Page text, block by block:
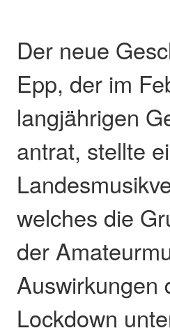
Der neue
Epp, der im
langjährigen
antrat, stellte
welches die
der
Auswirkungen
Lockdown